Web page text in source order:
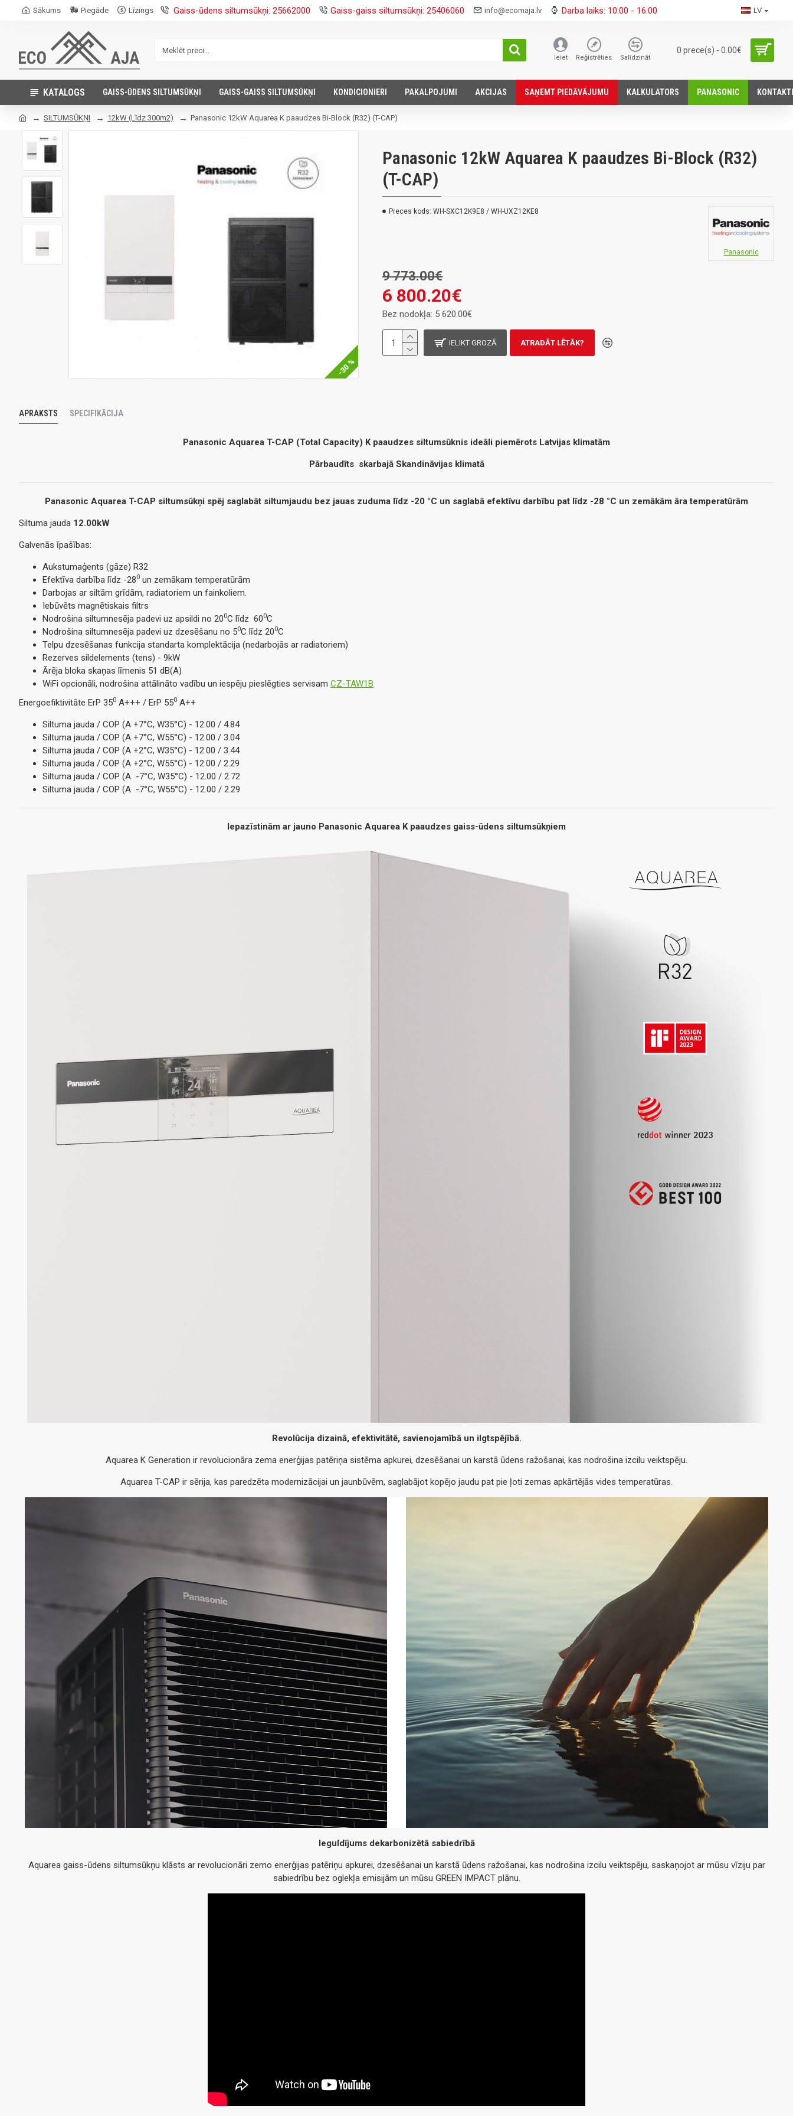
Sākums Piegāde Līzings Gaiss-ūdens siltumsūkņi: 25662000 Gaiss-gaiss siltumsūkņi: 25406060 info@ecomaja.lv Darba laiks: 10:00 - 16:00 LV
Ieiet Reģistrēties Salīdzināt
0 prece(s) - 0.00€
KATALOGS GAISS-ŪDENS SILTUMSŪKŅI GAISS-GAISS SILTUMSŪKŅI KONDICIONIERI PAKALPOJUMI AKCIJAS SАŅEMT PIEDĀVĀJUMU KALKULATORS PANASONIC KONTAKTI
SILTUMSŪKŅI 12kW (Līdz 300m2) Panasonic 12kW Aquarea K paaudzes Bi-Block (R32) (T-CAP)
-30 %
Panasonic 12kW Aquarea K paaudzes Bi-Block (R32)
(T-CAP)
Preces kods: WH-SXC12K9E8 / WH-UXZ12KE8
Panasonic
6 800.20€
9 773.00€
Bez nodokļa: 5 620.00€
IELIKT GROZĀ ATRADĀT LĒTĀK?
APRAKSTS SPECIFIKĀCIJA
Panasonic Aquarea T-CAP (Total Capacity) K paaudzes siltumsūknis ideāli piemērots Latvijas klimatām
Pārbaudīts skarbajā Skandināvijas klimatā
Panasonic Aquarea T-CAP siltumsūkņi spēj saglabāt siltumjaudu bez jauas zuduma līdz -20 °C un saglabā efektīvu darbību pat līdz -28 °C un zemākām āra temperatūrām
Siltuma jauda 12.00kW
Galvenās īpašības:
Aukstumaģents (gāze) R32
Efektīva darbība līdz -280 un zemākam temperatūrām
Darbojas ar siltām grīdām, radiatoriem un fainkoliem.
Iebūvēts magnētiskais filtrs
Nodrošina siltumnesēja padevi uz apsildi no 200C līdz 600C
Nodrošina siltumnesēja padevi uz dzesēšanu no 50C līdz 200C
Telpu dzesēšanas funkcija standarta komplektācija (nedarbojās ar radiatoriem)
Rezerves sildelements (tens) - 9kW
Ārēja bloka skaņas līmenis 51 dB(A)
WiFi opcionāli, nodrošina attālināto vadību un iespēju pieslēgties servisam CZ-TAW1B
Energoefiktivitāte ErP 350 A+++ / ErP 550 A++
Siltuma jauda / COP (A +7°C, W35°C) - 12.00 / 4.84
Siltuma jauda / COP (A +7°C, W55°C) - 12.00 / 3.04
Siltuma jauda / COP (A +2°C, W35°C) - 12.00 / 3.44
Siltuma jauda / COP (A +2°C, W55°C) - 12.00 / 2.29
Siltuma jauda / COP (A -7°C, W35°C) - 12.00 / 2.72
Siltuma jauda / COP (A -7°C, W55°C) - 12.00 / 2.29
Iepazīstinām ar jauno Panasonic Aquarea K paaudzes gaiss-ūdens siltumsūkņiem
Revolūcija dizainā, efektivitātē, savienojamībā un ilgtspējībā.
Aquarea K Generation ir revolucionāra zema enerģijas patēriņa sistēma apkurei, dzesēšanai un karstā ūdens ražošanai, kas nodrošina izcilu veiktspēju.
Aquarea T-CAP ir sērija, kas paredzēta modernizācijai un jaunbūvēm, saglabājot kopējo jaudu pat pie ļoti zemas apkārtējās vides temperatūras.
Ieguldījums dekarbonizētā sabiedrībā
Aquarea gaiss-ūdens siltumsūkņu klāsts ar revolucionāri zemo enerģijas patēriņu apkurei, dzesēšanai un karstā ūdens ražošanai, kas nodrošina izcilu veiktspēju, saskaņojot ar mūsu vīziju par
sabiedrību bez oglekļa emisijām un mūsu GREEN IMPACT plānu.